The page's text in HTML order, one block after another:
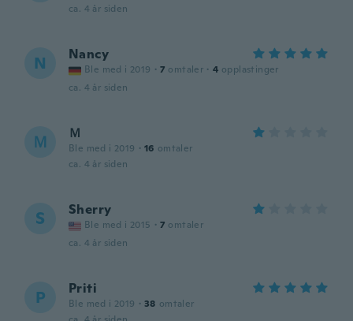
ca. 4 år siden
N Nancy
Ble med i 2019 · 7 omtaler · 4 opplastinger
ca. 4 år siden
Ｍ Ｍ
Ble med i 2019 · 16 omtaler
ca. 4 år siden
S Sherry
Ble med i 2015 · 7 omtaler
ca. 4 år siden
P Priti
Ble med i 2019 · 38 omtaler